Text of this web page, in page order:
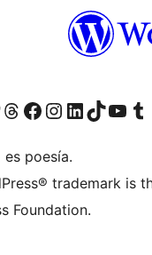
de Bluesky
cuenta de Mastodon
Visita nuestra cuenta de Threads
Visita nuestra página de Facebook
Visita nuestra cuenta de Instagram
Visita nuestra cuenta de LinkedIn
Visita nuestra cuenta de TikTok
Visita nuestroVisita
poesía.
trademark is
Foundation.